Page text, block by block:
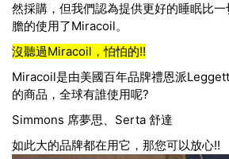
然採購，但我們認為提供更好的睡眠比
膽的使用了Miracoil。
沒聽過Miracoil ，怕怕的!!
Miracoil是由美國百年品牌禮恩派
的商品，全球有誰使用呢?
Simmons 席夢思、Serta 舒達
如此大的品牌都在用它，那您可以放心!!